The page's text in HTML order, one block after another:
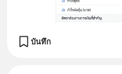
บันทึก